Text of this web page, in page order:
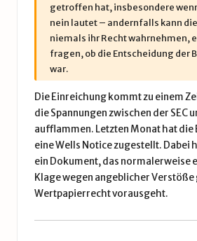
getroffen hat, insbesondere
nein lautet – andernfalls kann
niemals ihr Recht wahrnehmen,
fragen, ob die Entscheidung der
war.
Die Einreichung kommt zu einem
die Spannungen zwischen der SEC
aufflammen. Letzten Monat hat die
eine Wells Noticezugestellt. Dabei
ein Dokument, das normalerweise
Klage wegen angeblicher Verstöße
Wertpapierrecht vorausgeht.